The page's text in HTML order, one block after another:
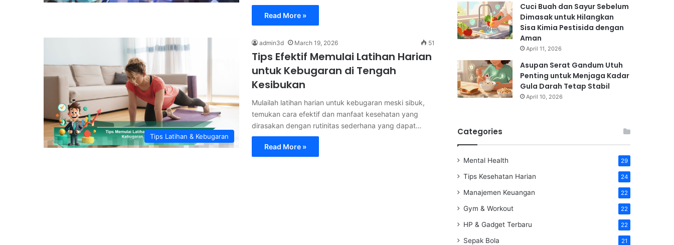
Read More »
Tips Latihan & Kebugaran
admin3d March 19, 2026 51
Tips Efektif Memulai Latihan Harian
untuk Kebugaran di Tengah
Kesibukan
Mulailah latihan harian untuk kebugaran meski sibuk,
temukan cara efektif dan manfaat kesehatan yang
dirasakan dengan rutinitas sederhana yang dapat…
Read More »
Cuci Buah dan Sayur Sebelum
Dimasak untuk Hilangkan
Sisa Kimia Pestisida dengan
Aman
April 11, 2026
Asupan Serat Gandum Utuh
Penting untuk Menjaga Kadar
Gula Darah Tetap Stabil
April 10, 2026
Categories
Mental Health 29
Tips Kesehatan Harian 24
Manajemen Keuangan 22
Gym & Workout 22
HP & Gadget Terbaru 22
Sepak Bola 21